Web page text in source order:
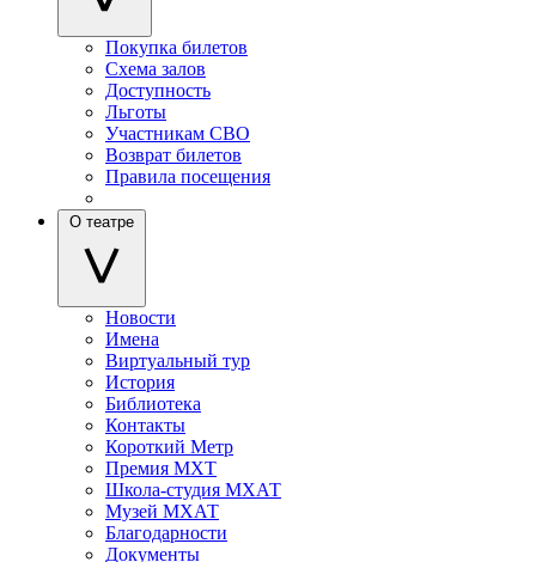
Покупка билетов
Схема залов
Доступность
Льготы
Участникам СВО
Возврат билетов
Правила посещения
О театре
Новости
Имена
Виртуальный тур
История
Библиотека
Контакты
Короткий Метр
Премия МХТ
Школа-студия МХАТ
Музей МХАТ
Благодарности
Документы